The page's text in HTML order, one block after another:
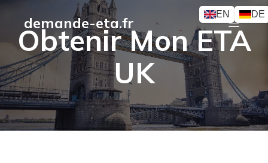
demande-eta.fr
Obtenir Mon ETA
UK
EN DE